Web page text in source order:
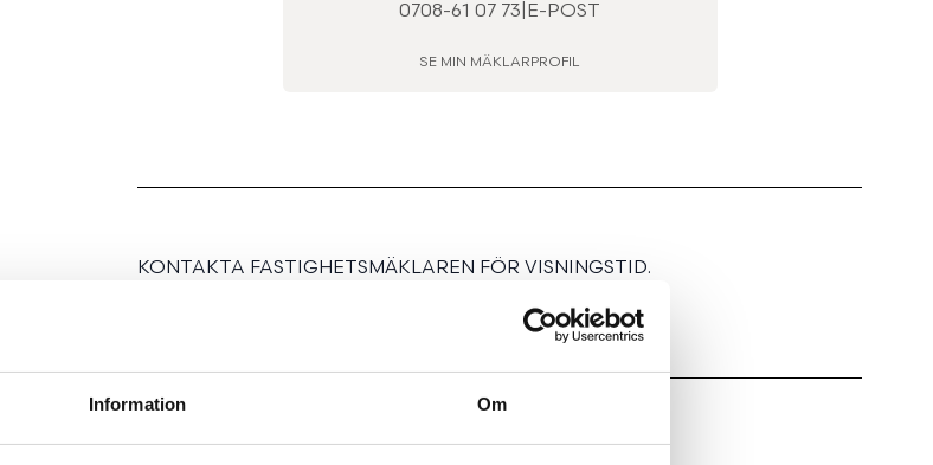
Information Om
0708-61 07 73 E-POST
SE MIN MÄKLARPROFIL
KONTAKTA FASTIGHETSMÄKLAREN FÖR VISNINGSTID.